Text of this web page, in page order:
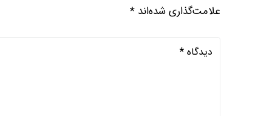
علامت‌گذاری شده‌اند *